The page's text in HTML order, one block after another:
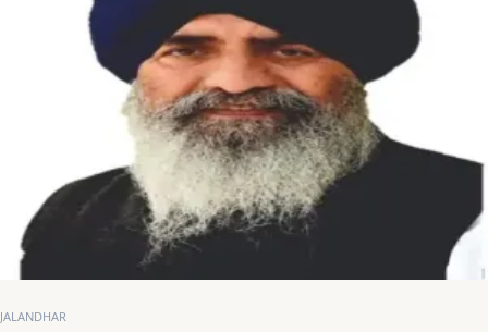
JALANDHAR